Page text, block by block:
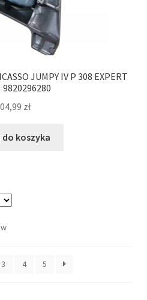
JUMPY IV P 308 EXPERT
9820296280
zł
do koszyka
3 4 5